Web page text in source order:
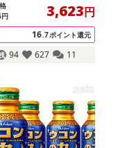
円 3,623円
16.7ポイント還元
94 627 11